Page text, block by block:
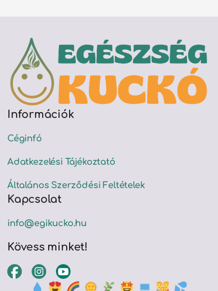
Információk
Céginfó
Adatkezelési Tájékoztató
Általános Szerződési Feltételek
Kapcsolat
info@egikucko.hu
Kövess minket!